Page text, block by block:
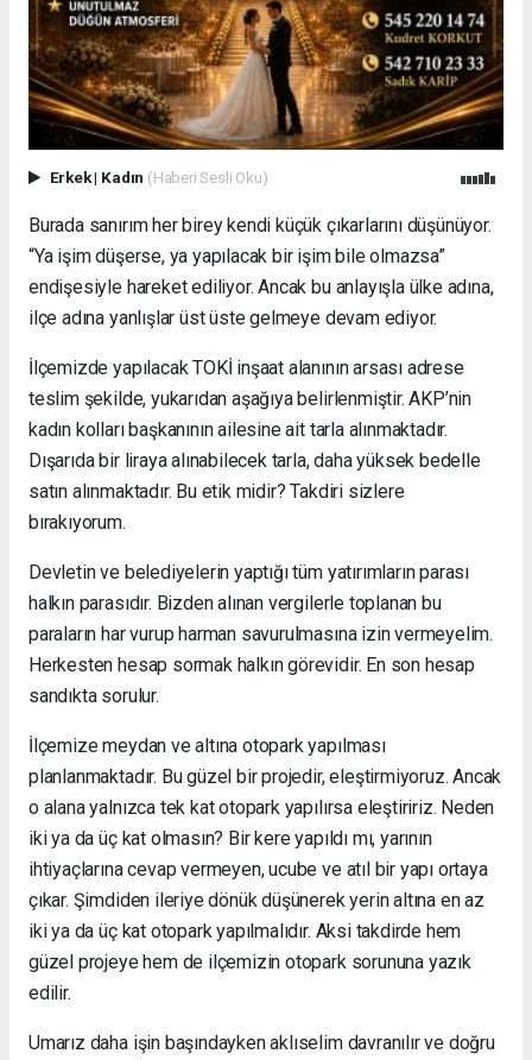
Erkek| Kadın (Haberi Sesli Oku)
Burada sanırım her birey kendi küçük çıkarlarını düşünüyor.
“Ya işim düşerse, ya yapılacak bir işim bile olmazsa”
endişesiyle hareket ediliyor. Ancak bu anlayışla ülke adına,
ilçe adına yanlışlar üst üste gelmeye devam ediyor.
İlçemizde yapılacak TOKİ inşaat alanının arsası adrese
teslim şekilde, yukarıdan aşağıya belirlenmiştir. AKP’nin
kadın kolları başkanının ailesine ait tarla alınmaktadır.
Dışarıda bir liraya alınabilecek tarla, daha yüksek bedelle
satın alınmaktadır. Bu etik midir? Takdiri sizlere
bırakıyorum.
Devletin ve belediyelerin yaptığı tüm yatırımların parası
halkın parasıdır. Bizden alınan vergilerle toplanan bu
paraların har vurup harman savurulmasına izin vermeyelim.
Herkesten hesap sormak halkın görevidir. En son hesap
sandıkta sorulur.
İlçemize meydan ve altına otopark yapılması
planlanmaktadır. Bu güzel bir projedir, eleştirmiyoruz. Ancak
o alana yalnızca tek kat otopark yapılırsa eleştiririz. Neden
iki ya da üç kat olmasın? Bir kere yapıldı mı, yarının
ihtiyaçlarına cevap vermeyen, ucube ve atıl bir yapı ortaya
çıkar. Şimdiden ileriye dönük düşünerek yerin altına en az
iki ya da üç kat otopark yapılmalıdır. Aksi takdirde hem
güzel projeye hem de ilçemizin otopark sorununa yazık
edilir.
Umarız daha işin başındayken aklıselim davranılır ve doğru